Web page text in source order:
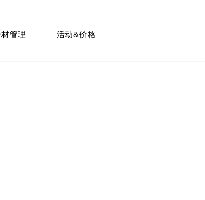
管理 活动&价格